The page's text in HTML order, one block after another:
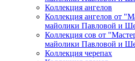
Коллекция ангелов
Коллекция ангелов от
майолики Павловой и
Коллекция сов от
майолики Павловой и
Коллекция черепах